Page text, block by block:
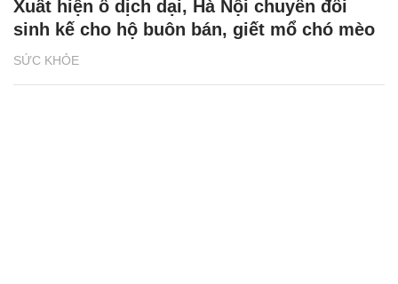
SỨC KHỎE
Xuất hiện ổ dịch dại, Hà Nội chuyển đổi
sinh kế cho hộ buôn bán, giết mổ chó mèo